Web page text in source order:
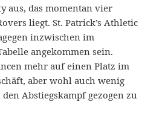
aus, das momentan vier
liegt. St. Patrick’s Athletic
inzwischen im
angekommen sein.
mehr auf einen Platz im
aber wohl auch wenig
Abstiegskampf gezogen zu